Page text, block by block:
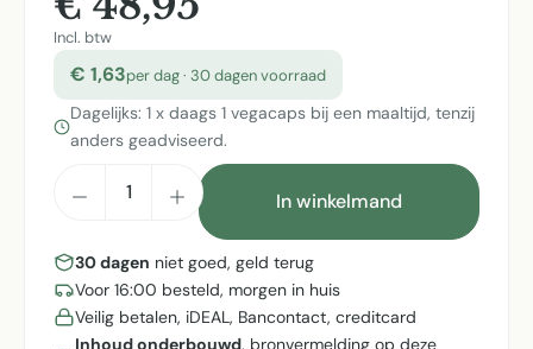
Incl. btw
€ 1,63per dag · 30 dagen voorraad
Dagelijks: 1 x daags 1 vegacaps bij een maaltijd, tenzij
anders geadviseerd.
Producthoeveelheid: Voer de
In winkelmand
30 dagen niet goed, geld terug
Voor 16:00 besteld, morgen in huis
Veilig betalen, iDEAL, Bancontact, creditcard
Inhoud onderbouwd, bronvermelding op deze